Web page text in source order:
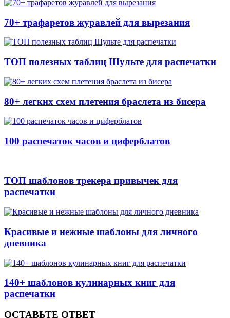
70+ трафаретов журавлей для вырезания
ТОП полезных таблиц Шульте для распечатки
80+ легких схем плетения браслета из бисера
100 распечаток часов и циферблатов
ТОП шаблонов трекера привычек для
распечатки
Красивые и нежные шаблоны для личного
дневника
140+ шаблонов кулинарных книг для
распечатки
ОСТАВЬТЕ ОТВЕТ